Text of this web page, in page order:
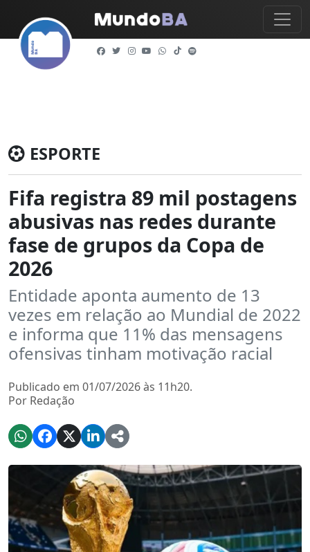
ESPORTE
Fifa registra 89 mil postagens
abusivas nas redes durante
fase de grupos da Copa de
2026
Entidade aponta aumento de 13
vezes em relação ao Mundial de 2022
e informa que 11% das mensagens
ofensivas tinham motivação racial
Publicado em 01/07/2026 às 11h20.
Por Redação